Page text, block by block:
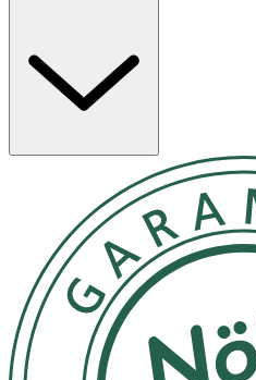
Måla med lätt hand och
antal brynstrån som du vill
varmt vatten. Steg 1: Borsta
Måla ?fakestrån? så att de
egna strån. Fyll i på ställen
till mer fyllighet. Steg 3:
bryngel eller brynmascara
Tänk på: Om du använder
Applicera Brow Lift Illusion
därefter Twin Thin för de
din brynstyling.